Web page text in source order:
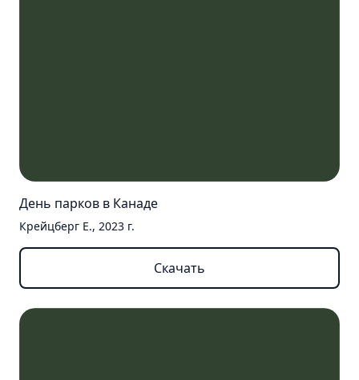
День парков в Канаде
Крейцберг Е., 2023 г.
Скачать